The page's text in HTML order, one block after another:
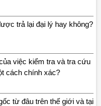
trả lại đại lý hay không?
việc kiểm tra và tra cứu
cách chính xác?
từ đâu trên thế giới và tại